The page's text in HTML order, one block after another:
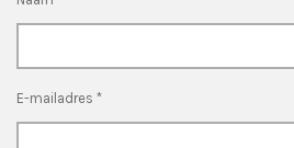
E-mailadres *